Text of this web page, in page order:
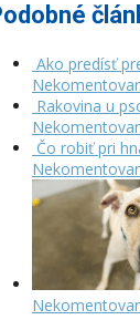
Ako predísť
Rakovina u
Čo robiť pri